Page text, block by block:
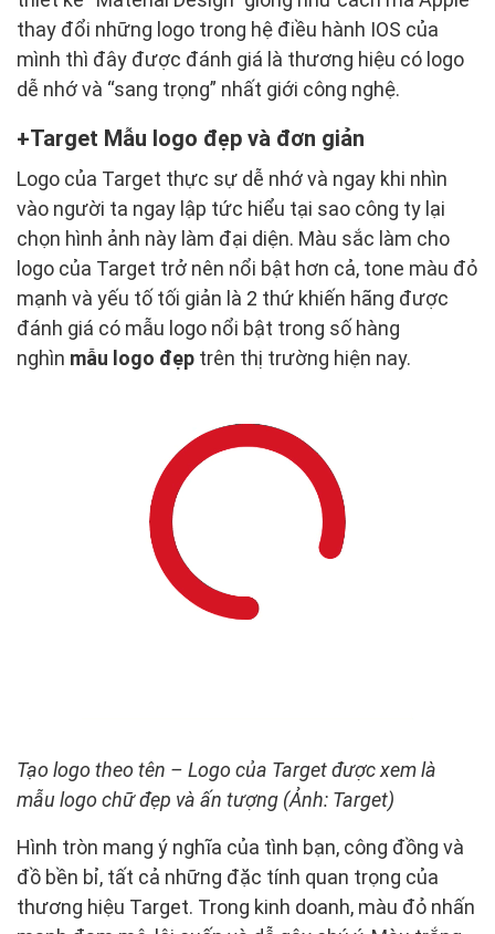
thay đổi những logo trong hệ điều hành IOS của
mình thì đây được đánh giá là thương hiệu có logo
dễ nhớ và “sang trọng” nhất giới công nghệ.
Target Mẫu logo đẹp và đơn giản
Logo của Target thực sự dễ nhớ và ngay khi nhìn
vào người ta ngay lập tức hiểu tại sao công ty lại
chọn hình ảnh này làm đại diện. Màu sắc làm cho
logo của Target trở nên nổi bật hơn cả, tone màu đỏ
mạnh và yếu tố tối giản là 2 thứ khiến hãng được
đánh giá có mẫu logo nổi bật trong số hàng
nghìn mẫu logo đẹp trên thị trường hiện nay.
Tạo logo theo tên – Logo của Target được xem là
mẫu logo chữ đẹp và ấn tượng (Ảnh: Target)
Hình tròn mang ý nghĩa của tình bạn, công đồng và
đồ bền bỉ, tất cả những đặc tính quan trọng của
thương hiệu Target. Trong kinh doanh, màu đỏ nhấn